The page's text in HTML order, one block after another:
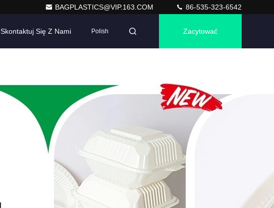
BAGPLASTICS@VIP.163.COM 86-535-323-6542
Skontaktuj Się Z Nami Polish Zacytować